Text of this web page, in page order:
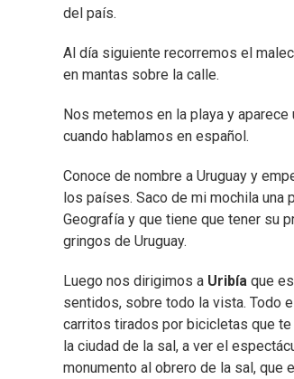
del país.
Al día siguiente recorremos el
en mantas sobre la calle.
Nos metemos en la playa y
cuando hablamos en español.
Conoce de nombre a Uruguay y
los países. Saco de mi mochila una
Geografía y que tiene que tener su
gringos de Uruguay.
Luego nos dirigimos a Uribía que
sentidos, sobre todo la vista. Todo
carritos tirados por bicicletas que te
la ciudad de la sal, a ver el
monumento al obrero de la sal, que